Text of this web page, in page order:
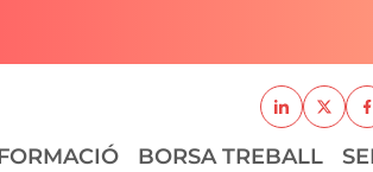
Xarxes
LinkedinTwitter
BORSA TREBALL